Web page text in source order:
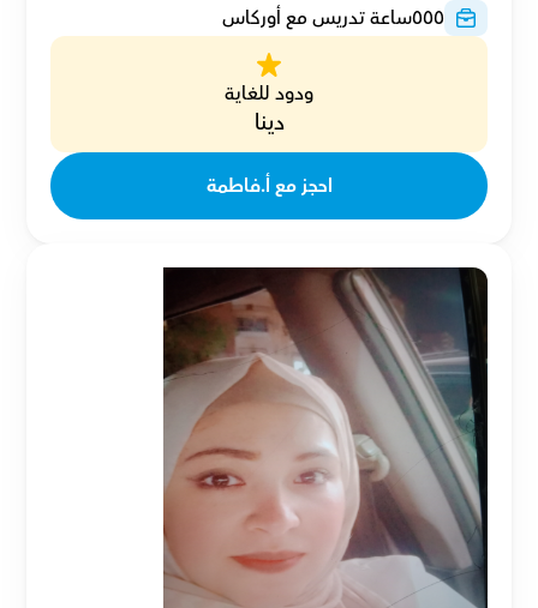
٥٥٥ساعة تدريس مع أوركاس
ودود للغاية
دينا
احجز مع أ.فاطمة